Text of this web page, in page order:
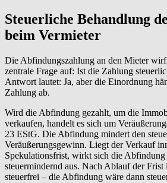
Steuerliche Behandlung
beim Vermieter
Die Abfindungszahlung an den Mieter
zentrale Frage auf: Ist die Zahlung
Antwort lautet: Ja, aber die Einordnung
Zahlung ab.
Wird die Abfindung gezahlt, um die
verkaufen, handelt es sich um
23 EStG. Die Abfindung mindert den
Veräußerungsgewinn. Liegt der Verkauf
Spekulationsfrist, wirkt sich die
steuermindernd aus. Nach Ablauf der
steuerfrei – die Abfindung wäre dann